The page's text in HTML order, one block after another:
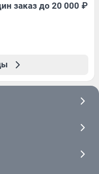
заказ до 20 000 ₽